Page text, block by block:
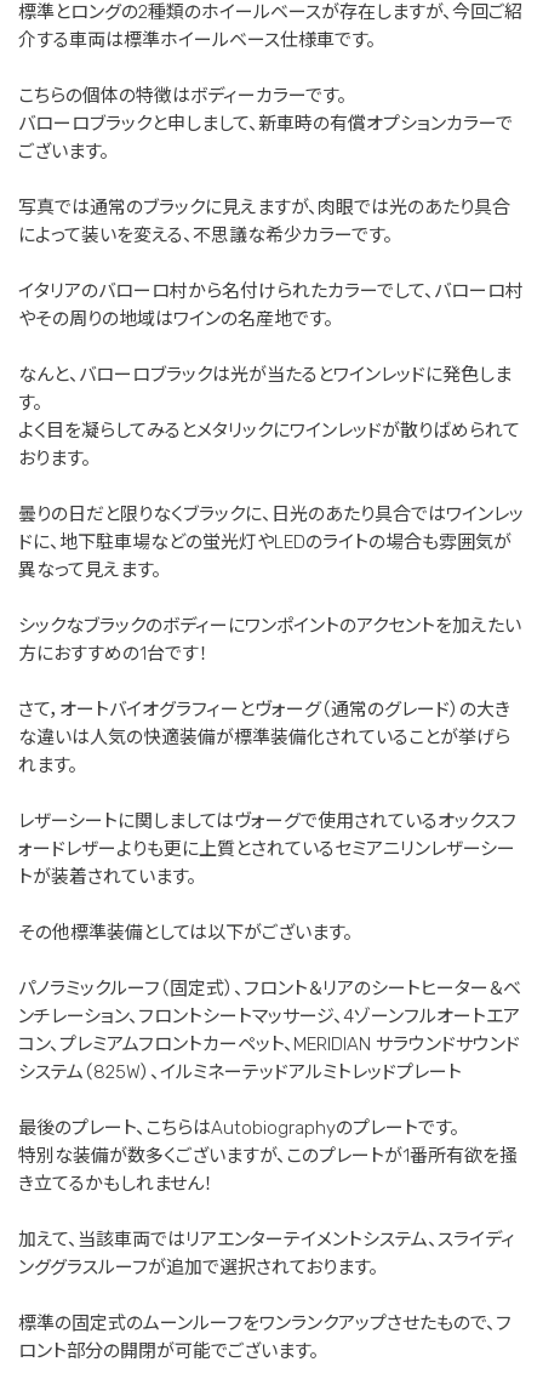
標準とロングの2種類のホイールベースが存在しますが、今回ご紹
介する車両は標準ホイールベース仕様車です。
こちらの個体の特徴はボディーカラーです。
バローロブラックと申しまして、新車時の有償オプションカラーで
ございます。
写真では通常のブラックに見えますが、肉眼では光のあたり具合
によって装いを変える、不思議な希少カラーです。
イタリアのバローロ村から名付けられたカラーでして、バローロ村
やその周りの地域はワインの名産地です。
なんと、バローロブラックは光が当たるとワインレッドに発色しま
す。
よく目を凝らしてみるとメタリックにワインレッドが散りばめられて
おります。
曇りの日だと限りなくブラックに、日光のあたり具合ではワインレッ
ドに、地下駐車場などの蛍光灯やLEDのライトの場合も雰囲気が
異なって見えます。
シックなブラックのボディーにワンポイントのアクセントを加えたい
方におすすめの1台です！
さて，オートバイオグラフィーとヴォーグ（通常のグレード）の大き
な違いは人気の快適装備が標準装備化されていることが挙げら
れます。
レザーシートに関しましてはヴォーグで使用されているオックスフ
ォードレザーよりも更に上質とされているセミアニリンレザーシー
トが装着されています。
その他標準装備としては以下がございます。
パノラミックルーフ（固定式）、フロント＆リアのシートヒーター＆ベ
ンチレーション、フロントシートマッサージ、4ゾーンフルオートエア
コン、プレミアムフロントカーペット、MERIDIAN サラウンドサウンド
システム（825W）、イルミネーテッドアルミトレッドプレート
最後のプレート、こちらはAutobiographyのプレートです。
特別な装備が数多くございますが、このプレートが1番所有欲を掻
き立てるかもしれません！
加えて、当該車両ではリアエンターテイメントシステム、スライディ
ンググラスルーフが追加で選択されております。
標準の固定式のムーンルーフをワンランクアップさせたもので、フ
ロント部分の開閉が可能でございます。